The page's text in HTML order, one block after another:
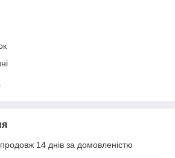
14 днів за домовленістю